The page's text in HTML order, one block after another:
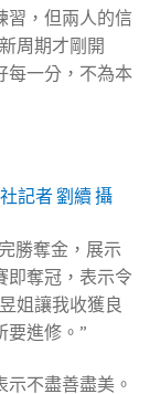
習，但兩人的信
周期才剛開
每一分，不為本
記者 劉續 攝
勝奪金，展示
即奪冠，表示令
姐讓我收獲良
要進修。”
不盡善盡美。